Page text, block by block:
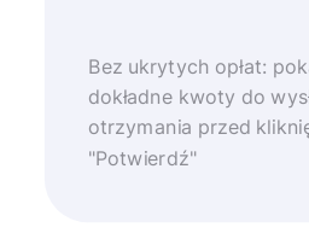
Bez ukrytych opłat:
dokładne kwoty do
otrzymania przed
"Potwierdź"